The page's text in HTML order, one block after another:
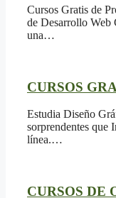
Cursos Gratis de
de Desarrollo Web
una…
CURSOS
Estudia Diseño
sorprendentes que
línea.…
CURSOS DE